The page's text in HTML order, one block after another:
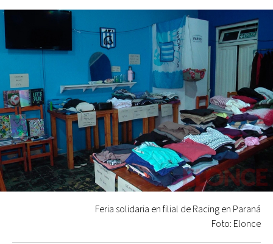
Feria solidaria en filial de Racing en Paraná
Foto: Elonce